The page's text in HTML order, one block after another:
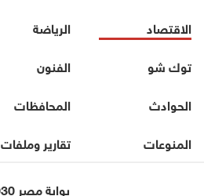
الاقتصاد
الرياضة
توك شو
الفنون
الحوادث
المحافظات
المنوعات
تقارير وملفات
بوابة مصر 2030